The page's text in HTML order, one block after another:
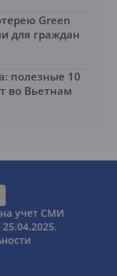
Green
для граждан
полезные 10
во Вьетнам
на учет СМИ